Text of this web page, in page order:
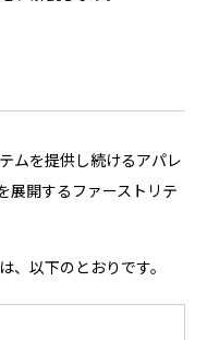
ムを提供し続けるアパレ
展開するファーストリテ
、以下のとおりです。